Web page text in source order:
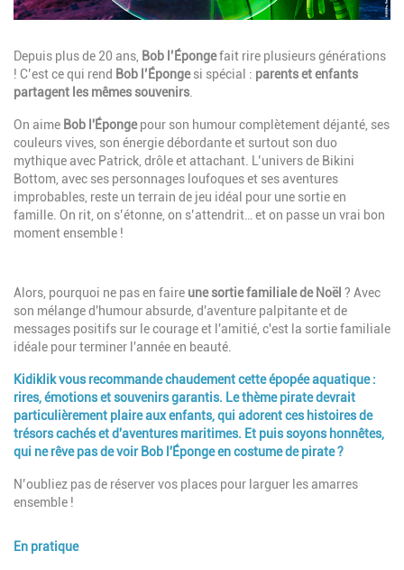
Description
Depuis plus de 20 ans, Bob l’Épongefait rire plusieurs générations
! C’est ce qui rend Bob l’Épongesi spécial : parents et enfants
partagent les mêmes souvenirs
On aime Bob l'Épongepour son humour complètement déjanté, ses
couleurs vives, son énergie débordante et surtout son duo
mythique avec Patrick, drôle et attachant. L’univers de Bikini
Bottom, avec ses personnages loufoques et ses aventures
improbables, reste un terrain de jeu idéal pour une sortie en
famille. On rit, on s’étonne, on s’attendrit… et on passe un vrai bon
moment ensemble !
Description
Alors, pourquoi ne pas en faire une sortie familiale de Noël ? Avec
son mélange d'humour absurde, d'aventure palpitante et de
messages positifs sur le courage et l'amitié, c'est la sortie familiale
idéale pour terminer l'année en beauté.
Kidiklik vous recommande chaudement cette épopée aquatique :
rires, émotions et souvenirs garantis. Le thème pirate devrait
particulièrement plaire aux enfants, qui adorent ces histoires de
trésors cachés et d'aventures maritimes. Et puis soyons honnêtes,
qui ne rêve pas de voir Bob l'Éponge en costume de pirate ?
N’oubliez pas de réserver vos places pour larguer les amarres
ensemble !
En pratique